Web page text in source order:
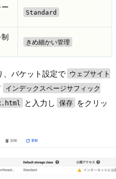
Standard
きめ細かい管理
、バケット設定で ウェブサイト
インデックスページサフィック
と入力し 保存
をクリッ